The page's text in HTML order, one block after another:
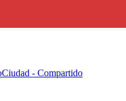
Ciudad - Compartido